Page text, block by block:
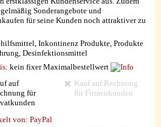
Sonderangebote und
für seine Kunden noch attraktiver zu
Inkontinenz Produkte, Produkte
Desinfektionsmittel
kein fixer Maximalbestellwert
auf
für
Kauf auf Rechnung
für Firmenkunden
von: PayPal